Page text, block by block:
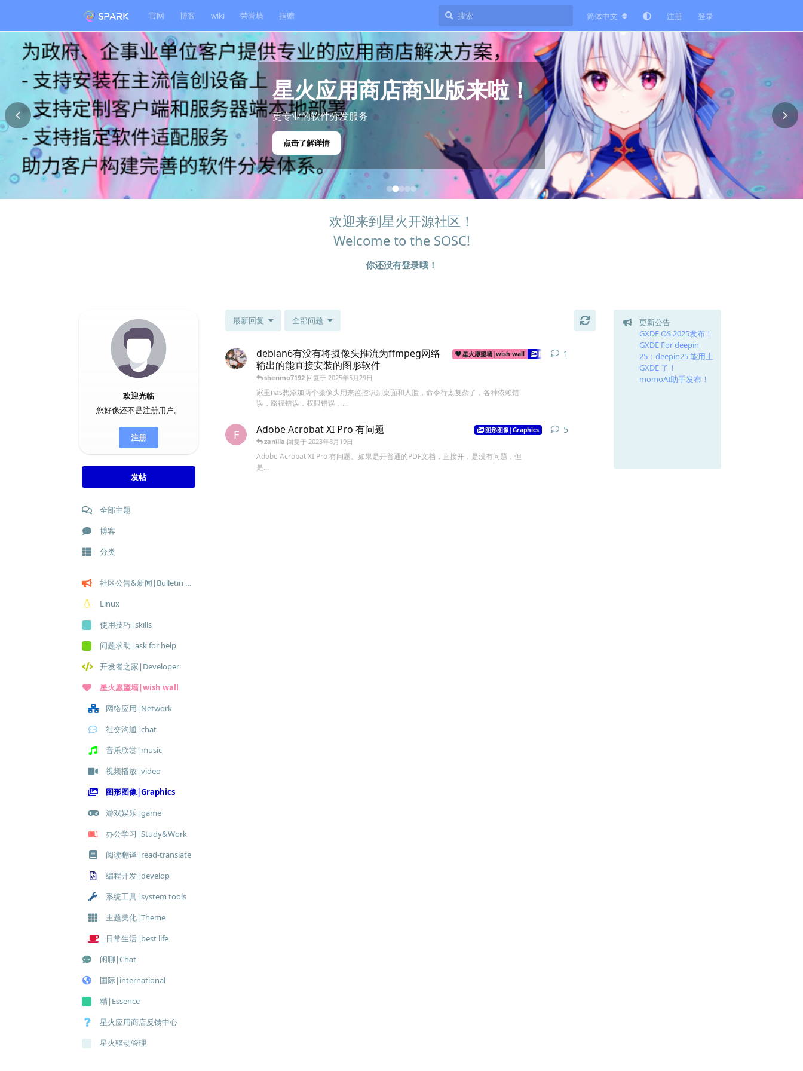
官网 博客 wiki 荣誉墙 捐赠 简体中文 注册 登录
星火应用商店商业版来啦！
更专业的软件分发服务
点击了解详情
欢迎来到星火开源社区！
Welcome to the SOSC!
你还没有登录哦！
欢迎光临
您好像还不是注册用户。
注册
发帖
全部主题
博客
分类
社区公告&新闻|Bulletin & News
Linux
使用技巧|skills
问题求助|ask for help
开发者之家|Developer
星火愿望墙|wish wall
网络应用|Network
社交沟通|chat
音乐欣赏|music
视频播放|video
图形图像|Graphics
游戏娱乐|game
办公学习|Study&Work
阅读翻译|read-translate
编程开发|develop
系统工具|system tools
主题美化|Theme
日常生活|best life
闲聊|Chat
国际|international
精|Essence
星火应用商店反馈中心
星火驱动管理
最新回复 全部问题
debian6有没有将摄像头推流为ffmpeg网络
输出的能直接安装的图形软件
星火愿望墙|wish wall 图形图像|Graphics
shenmo7192 回复于 2025年5月29日
家里nas想添加两个摄像头用来监控识别桌面和人脸，命令行太复杂了，各种依赖错
误，路径错误，权限错误，...
1
F Adobe Acrobat XI Pro 有问题 图形图像|Graphics
zanilia 回复于 2023年8月19日
Adobe Acrobat XI Pro 有问题。如果是开普通的PDF文档，直接开，是没有问题，但
是...
5
更新公告
GXDE OS 2025发布！
GXDE For deepin
25：deepin25 能用上
GXDE 了！
momoAI助手发布！